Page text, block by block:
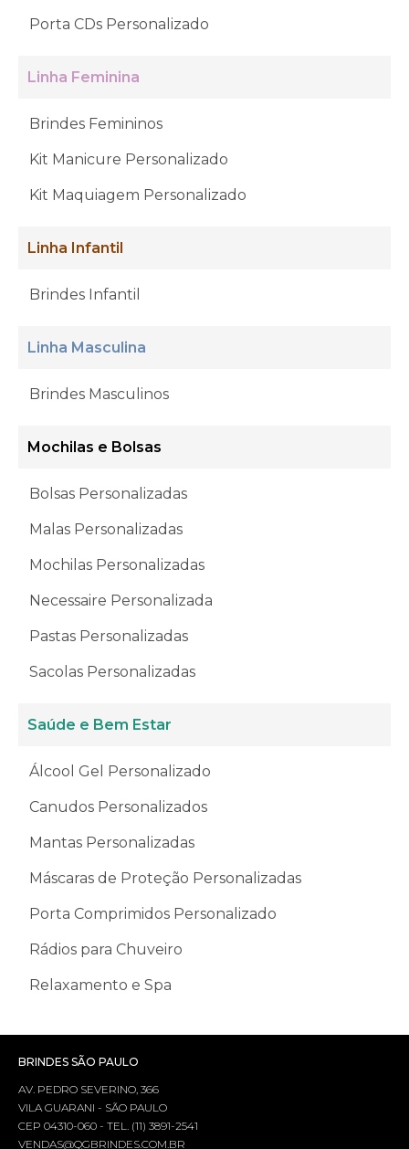
Porta CDs Personalizado
Linha Feminina
Brindes Femininos
Kit Manicure Personalizado
Kit Maquiagem Personalizado
Linha Infantil
Brindes Infantil
Linha Masculina
Brindes Masculinos
Mochilas e Bolsas
Bolsas Personalizadas
Malas Personalizadas
Mochilas Personalizadas
Necessaire Personalizada
Pastas Personalizadas
Sacolas Personalizadas
Saúde e Bem Estar
Álcool Gel Personalizado
Canudos Personalizados
Mantas Personalizadas
Máscaras de Proteção Personalizadas
Porta Comprimidos Personalizado
Rádios para Chuveiro
Relaxamento e Spa
BRINDES SÃO PAULO
AV. PEDRO SEVERINO, 366
VILA GUARANI - SÃO PAULO
CEP 04310-060 - TEL. (11) 3891-2541
VENDAS@QGBRINDES.COM.BR